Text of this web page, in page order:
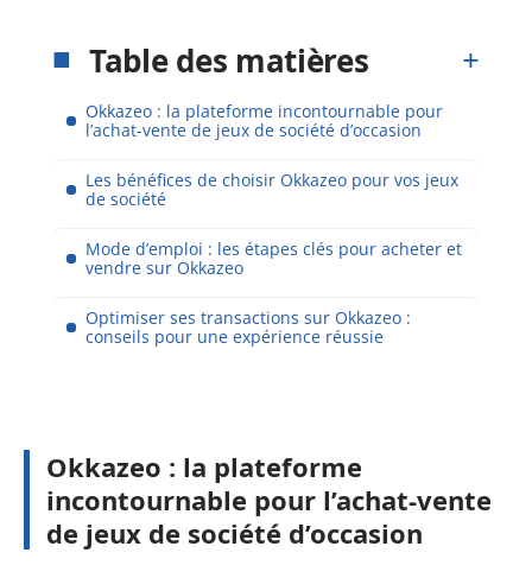
Table des matières
Okkazeo : la plateforme incontournable pour
l’achat-vente de jeux de société d’occasion
Les bénéfices de choisir Okkazeo pour vos jeux
de société
Mode d’emploi : les étapes clés pour acheter et
vendre sur Okkazeo
Optimiser ses transactions sur Okkazeo :
conseils pour une expérience réussie
Okkazeo : la plateforme
incontournable pour l’achat-vente
de jeux de société d’occasion